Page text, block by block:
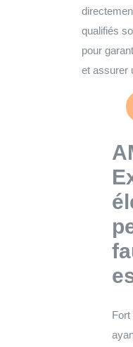
qualifiés
pour
et assurer
Fort